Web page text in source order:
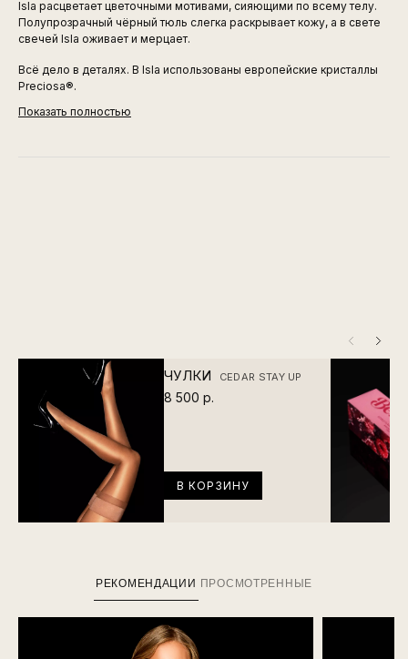
Isla расцветает цветочными мотивами, сияющими по всему телу.
Полупрозрачный чёрный тюль слегка раскрывает кожу, а в свете
свечей Isla оживает и мерцает.
Всё дело в деталях. В Isla использованы европейские кристаллы
Preciosa®.
Показать полностью
ЧУЛКИ CEDAR STAY UP
8 500 р.
В КОРЗИНУ
РЕКОМЕНДАЦИИ ПРОСМОТРЕННЫЕ